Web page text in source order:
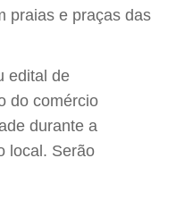
praias e praças das
edital de
do comércio
durante a
local. Serão